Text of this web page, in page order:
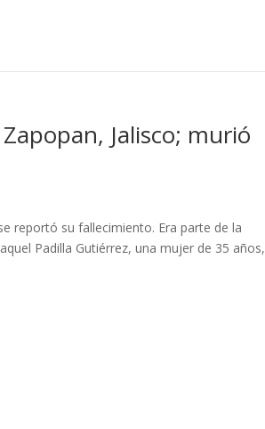
Jalisco; murió
reportó su fallecimiento. Era parte de la
Padilla Gutiérrez, una mujer de 35 años,